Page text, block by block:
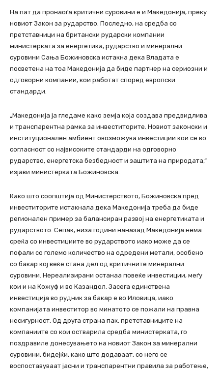
На пат да пронаоѓа критични суровини е и Македонија, преку
новиот Закон за рударство. Последно, на средба со
претставници на британски рударски компании
министерката за енергетика, рударство и минерални
суровини Сања Божиновска истакна дека Владата е
посветена на тоа Македонија да биде партнер на сериозни и
одговорни компании, кои работат според европски
стандарди.
„Македонија ја гледаме како земја која создава предвидлива
и транспарентна рамка за инвеститорите. Новиот законски и
институционален амбиент овозможува инвестиции кои се во
согласност со највисоките стандарди на одговорно
рударство, енергетска безбедност и заштита на природата,“
изјави министерката Божиновска.
Како што соопштија од Министерството, Божиновска пред
инвеститорите истакнала дека Македонија треба да биде
регионален пример за балансиран развој на енергетиката и
рударството. Сепак, низа години наназад Македонија нема
среќа со инвестициите во рударството иако може да се
пофали со големо количество на одредени метали, особено
со бакар кој веќе стана дел од критичните минерални
суровини. Нереализирани останаа повеќе инвестиции, меѓу
кои и на Кожуф и во Казандол. Засега единствена
инвестиција во рудник за бакар е во Иловица, иако
компанијата инвеститор во минатото се пожали на правна
несигурност. Од друга страна пак, претставниците на
компаниите со кои остварила средба министерката, го
поздравиле донесувањето на новиот Закон за минерални
суровини, бидејќи, како што додаваат, со него се
воспоставуваат јасни и транспарентни правила за работење,